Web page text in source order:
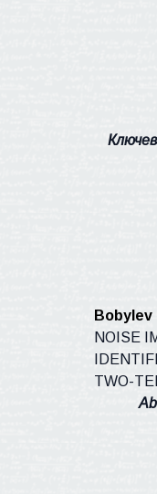
Bobylev
NOISE
TWO-